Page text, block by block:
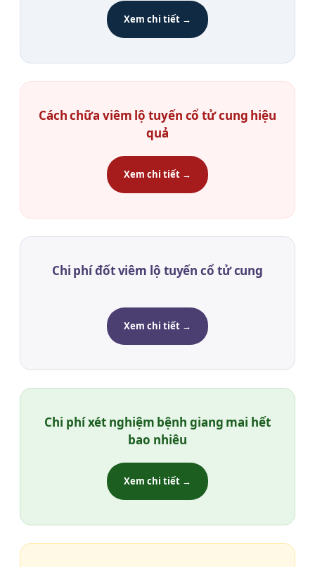
Xem chi tiết →
Cách chữa viêm lộ tuyến cổ tử cung hiệu
quả
Xem chi tiết →
Chi phí đốt viêm lộ tuyến cổ tử cung
Xem chi tiết →
Chi phí xét nghiệm bệnh giang mai hết
bao nhiêu
Xem chi tiết →